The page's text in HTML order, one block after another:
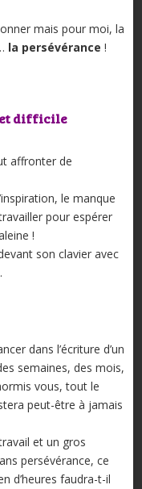
mais pour moi, la
la persévérance !
et difficile
affronter de
le manque
pour espérer
!
son clavier avec
dans l’écriture d’un
semaines, des mois,
vous, tout le
peut-être à jamais
et un gros
persévérance, ce
d’heures faudra-t-il